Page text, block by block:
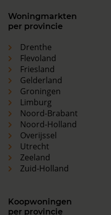
Woningmarkten
per provincie
Drenthe
Flevoland
Friesland
Gelderland
Groningen
Limburg
Noord-Brabant
Noord-Holland
Overijssel
Utrecht
Zeeland
Zuid-Holland
Koopwoningen
per provincie